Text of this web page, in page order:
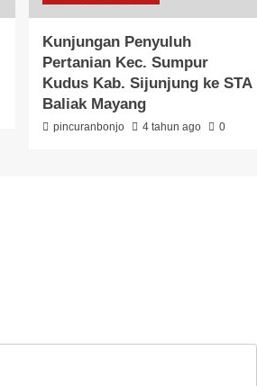
Kunjungan Penyuluh
Pertanian Kec. Sumpur
Kudus Kab. Sijunjung ke STA
Baliak Mayang
pincuranbonjo 4 tahun ago 0